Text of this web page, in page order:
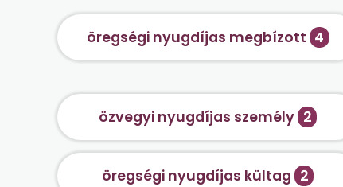
öregségi nyugdíjas megbízott 4
özvegyi nyugdíjas személy 2
öregségi nyugdíjas kültag 2